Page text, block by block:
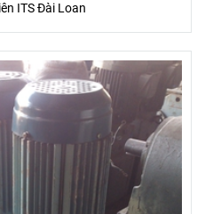
ITS Đài Loan